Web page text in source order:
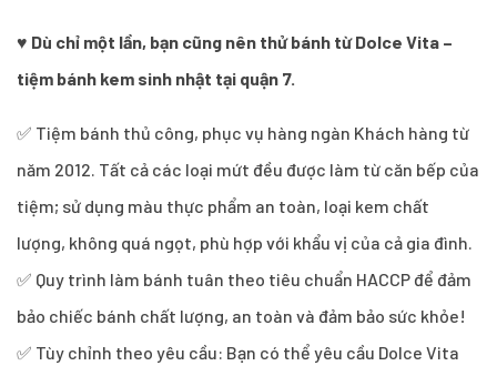
♥ Dù chỉ một lần, bạn cũng nên thử bánh từ Dolce Vita –
tiệm bánh kem sinh nhật tại quận 7.
✅ Tiệm bánh thủ công, phục vụ hàng ngàn Khách hàng từ
năm 2012. Tất cả các loại mứt đều được làm từ căn bếp của
tiệm; sử dụng màu thực phẩm an toàn, loại kem chất
lượng, không quá ngọt, phù hợp với khẩu vị của cả gia đình.
✅ Quy trình làm bánh tuân theo tiêu chuẩn HACCP để đảm
bảo chiếc bánh chất lượng, an toàn và đảm bảo sức khỏe!
✅ Tùy chỉnh theo yêu cầu: Bạn có thể yêu cầu Dolce Vita